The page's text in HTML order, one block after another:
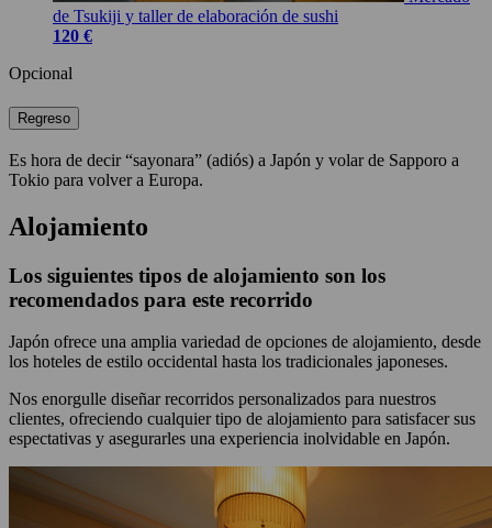
de Tsukiji y taller de elaboración de sushi
120 €
Opcional
Regreso
Es hora de decir “sayonara” (adiós) a Japón y volar de Sapporo a
Tokio para volver a Europa.
Alojamiento
Los siguientes tipos de alojamiento son los
recomendados para este recorrido
Japón ofrece una amplia variedad de opciones de alojamiento, desde
los hoteles de estilo occidental hasta los tradicionales japoneses.
Nos enorgulle diseñar recorridos personalizados para nuestros
clientes, ofreciendo cualquier tipo de alojamiento para satisfacer sus
espectativas y asegurarles una experiencia inolvidable en Japón.